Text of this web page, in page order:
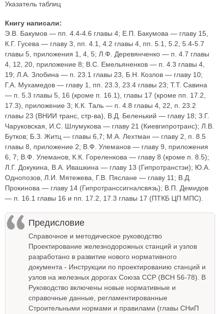
Указатель таблиц
Книгу написали:
Э.В. Бакумов — пп. 4.4-4.6 главы 4; Е.П. Бакумова — главу 15,
К.Г. Гусева — главу 3, пп. 4.1, 4.2 главы 4, пп. 5.1, 5.2, 5.4-5.7
главы 5, приложения 1, 4, 5; Л.Ф. Деревянченко — п. 4.7 главы
4, 12, 20, приложение 8; В.С. Емельяненков — п. 4.3 главы 4,
19; Л.А. Злобина — п. 23.1 главы 23, Б.Н. Козлов — главу 10;
Г.А. Мухамедов — главу 1, пп. 23.3, 23.4 главы 23; Т.Т. Савина
— п. 5.3 главы 5, 16 (кроме п. 16.1), главы 17 (кроме пп. 17.2,
17.3), приложение 3; К.К. Таль — п. 4.8 главы 4, 22, п. 23.2
главы 23 (ВНИИ транс, стр-ва), В.Д. Беленький — главу 18; З.Г.
Чаруковская, И.С. Шлумукова — главу 21 (Киевгипротранс); Л.В.
Бутков; Б.З. Житц — главы 6,7; М.А. Лехтман — главу 2, п. 8.5
главы 8, приложение 2; В.Ф. Улеманов — главу 9, приложения
6, 7; В.Ф. Улеманов, К.К. Гореленкова — главу 8 (кроме п. 8.5);
Л.Г. Докукина, В.А. Ивашкина — главу 13 (Гипротранстэи); Ю.А.
Однопозов, Л.И. Мятежева, Г.В. Пяслане — главу 11; В.Д.
Прокинова — главу 14 (Гипротранссигналсвязь); В.П. Демидов
— п. 16.1 главы 16 и пп. 17.2, 17.3 главы 17 (ПТКБ ЦП МПС).
Предисловие
Справочное и методическое руководство
Проектирование железнодорожных станций и узлов
разработано в развитие нового нормативного
документа - Инструкции по проектированию станций и
узлов на железных дорогах Союза ССР (ВСН 56-78). В
Руководство включены новые нормативные и
справочные данные, регламентированные
Строительными нормами и правилами (главы СНиП